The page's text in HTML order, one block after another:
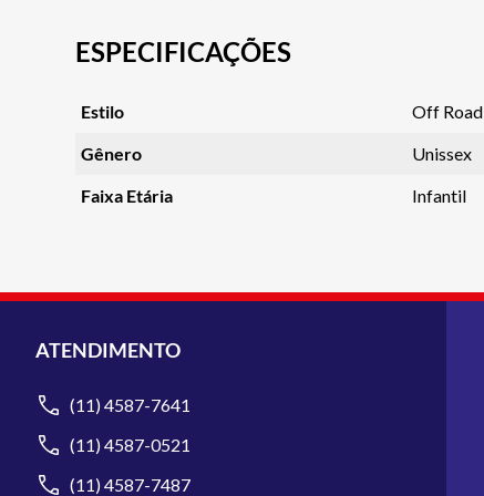
ESPECIFICAÇÕES
Estilo Off Road
Gênero Unissex
Faixa Etária Infantil
ATENDIMENTO
(11) 4587-7641
(11) 4587-0521
(11) 4587-7487